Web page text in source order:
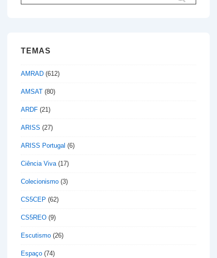
por:
TEMAS
AMRAD (612)
AMSAT (80)
ARDF (21)
ARISS (27)
ARISS Portugal (6)
Ciência Viva(17)
Colecionismo (3)
CS5CEP (62)
CS5REO (9)
Escutismo (26)
Espaço (74)